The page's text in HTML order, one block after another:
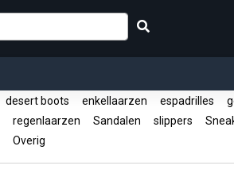
desert boots enkellaarzen espadrilles
regenlaarzen Sandalen slippers
Overig